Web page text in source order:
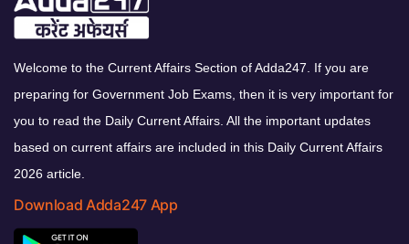
Welcome to the Current Affairs Section of Adda247. If you are
preparing for Government Job Exams, then it is very important for
you to read the Daily Current Affairs. All the important updates
based on current affairs are included in this Daily Current Affairs
2026 article.
Download Adda247 App